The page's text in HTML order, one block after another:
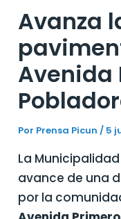
Avanza
Avenida
Por Prensa Picun/ 5
La
avance de una
por la